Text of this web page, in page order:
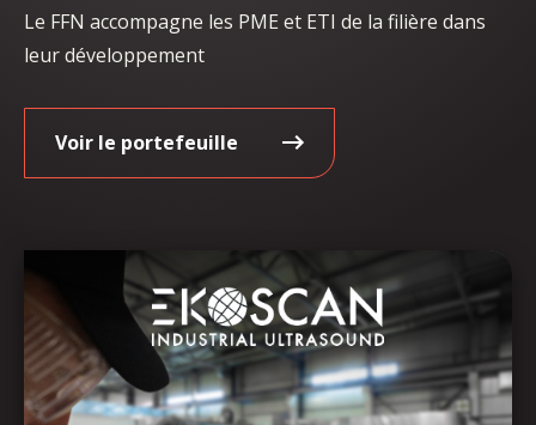
Le FFN accompagne les PME et ETI de la filière dans
leur développement
Voir le portefeuille